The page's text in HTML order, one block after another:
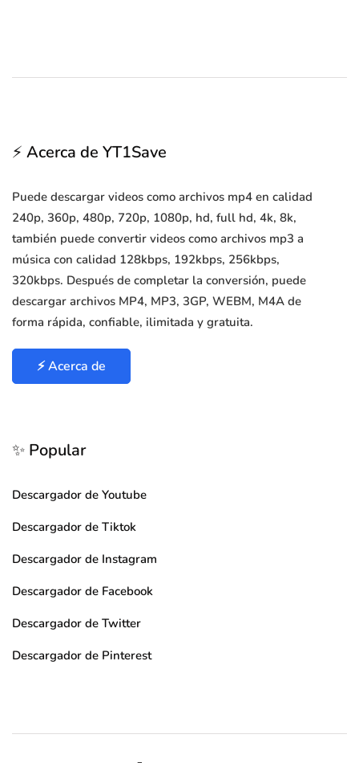
⚡ Acerca de YT1Save
Puede descargar videos como archivos mp4 en calidad
240p, 360p, 480p, 720p, 1080p, hd, full hd, 4k, 8k,
también puede convertir videos como archivos mp3 a
música con calidad 128kbps, 192kbps, 256kbps,
320kbps. Después de completar la conversión, puede
descargar archivos MP4, MP3, 3GP, WEBM, M4A de
forma rápida, confiable, ilimitada y gratuita.
⚡ Acerca de
✨ Popular
Descargador de Youtube
Descargador de Tiktok
Descargador de Instagram
Descargador de Facebook
Descargador de Twitter
Descargador de Pinterest